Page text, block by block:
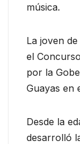
música.
La joven
el
por la
Guayas en
Desde la
desarrolló